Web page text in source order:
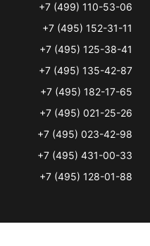
+7 (499) 110-53-06
+7 (495) 152-31-11
+7 (495) 125-38-41
+7 (495) 135-42-87
+7 (495) 182-17-65
+7 (495) 021-25-26
+7 (495) 023-42-98
+7 (495) 431-00-33
+7 (495) 128-01-88